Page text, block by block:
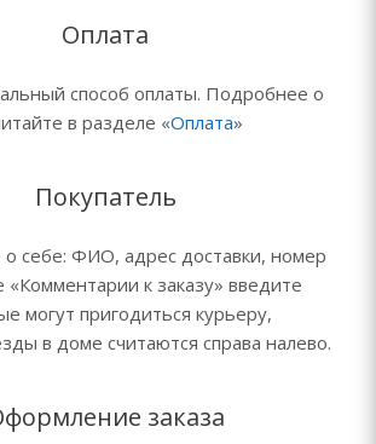
Оплата
способ оплаты. Подробнее о
в разделе «Оплата»
Покупатель
себе: ФИО, адрес доставки, номер
«Комментарии к заказу» введите
могут пригодиться курьеру,
в доме считаются справа налево.
заказа